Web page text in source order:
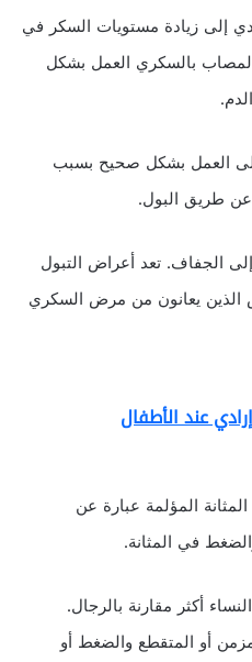
إلى زيادة مستويات السكر في
بالسكري العمل بشكل
العمل بشكل صحيح بسبب
عن طريق البول.
الجفاف. تعد أعراض التبول
الذين يعانون من مرض السكري
عند الأطفال
المثانة المؤلمة عبارة عن
في المثانة.
أكثر مقارنة بالرجال.
أو المتقطع والضغط أو